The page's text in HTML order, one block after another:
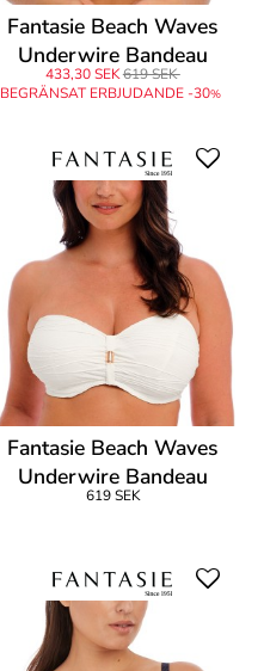
Fantasie Beach Waves
Underwire Bandeau
Bikini
433,30 SEK619 SEK
BEGRÄNSAT ERBJUDANDE -30%
Fantasie Beach Waves
Underwire Bandeau
Bikini
619 SEK